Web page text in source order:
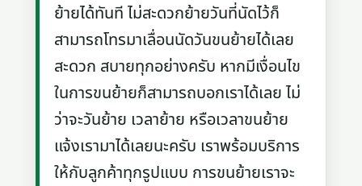
ย้ายได้ทันที ไม่สะดวกย้ายวันที่นัดไว้ก็
สามารถโทรมาเลื่อนนัดวันขนย้ายได้เลย
สะดวก สบายทุกอย่างครับ หากมีเงื่อนไข
ในการขนย้ายก็สามารถบอกเราได้เลย ไม่
ว่าจะวันย้าย เวลาย้าย หรือเวลาขนย้าย
แจ้งเรามาได้เลยนะครับ เราพร้อมบริการ
ให้กับลูกค้าทุกรูปแบบ การขนย้ายเราจะ